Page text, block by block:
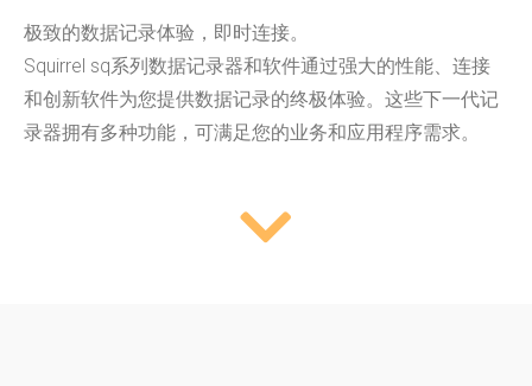
极致的数据记录体验，即时连接。
Squirrel sq系列数据记录器和软件通过强大的性能、连接
和创新软件为您提供数据记录的终极体验。这些下一代记
录器拥有多种功能，可满足您的业务和应用程序需求。